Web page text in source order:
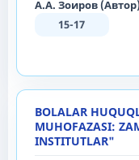
А.А. Зоиров
15-17
BOLALAR
MUHOFAZASI:
INSTITUTLAR"